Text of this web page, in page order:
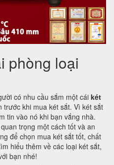
phòng loại
có nhu cầu sắm một cái két
trước khi mua két sắt. Vì két sắt
tin vào nó khi bạn vắng nhà.
trọng một cách tốt và an
để chọn mua két sắt tốt, chất
hiểu thêm về các loại két sắt,
bạn nhé!